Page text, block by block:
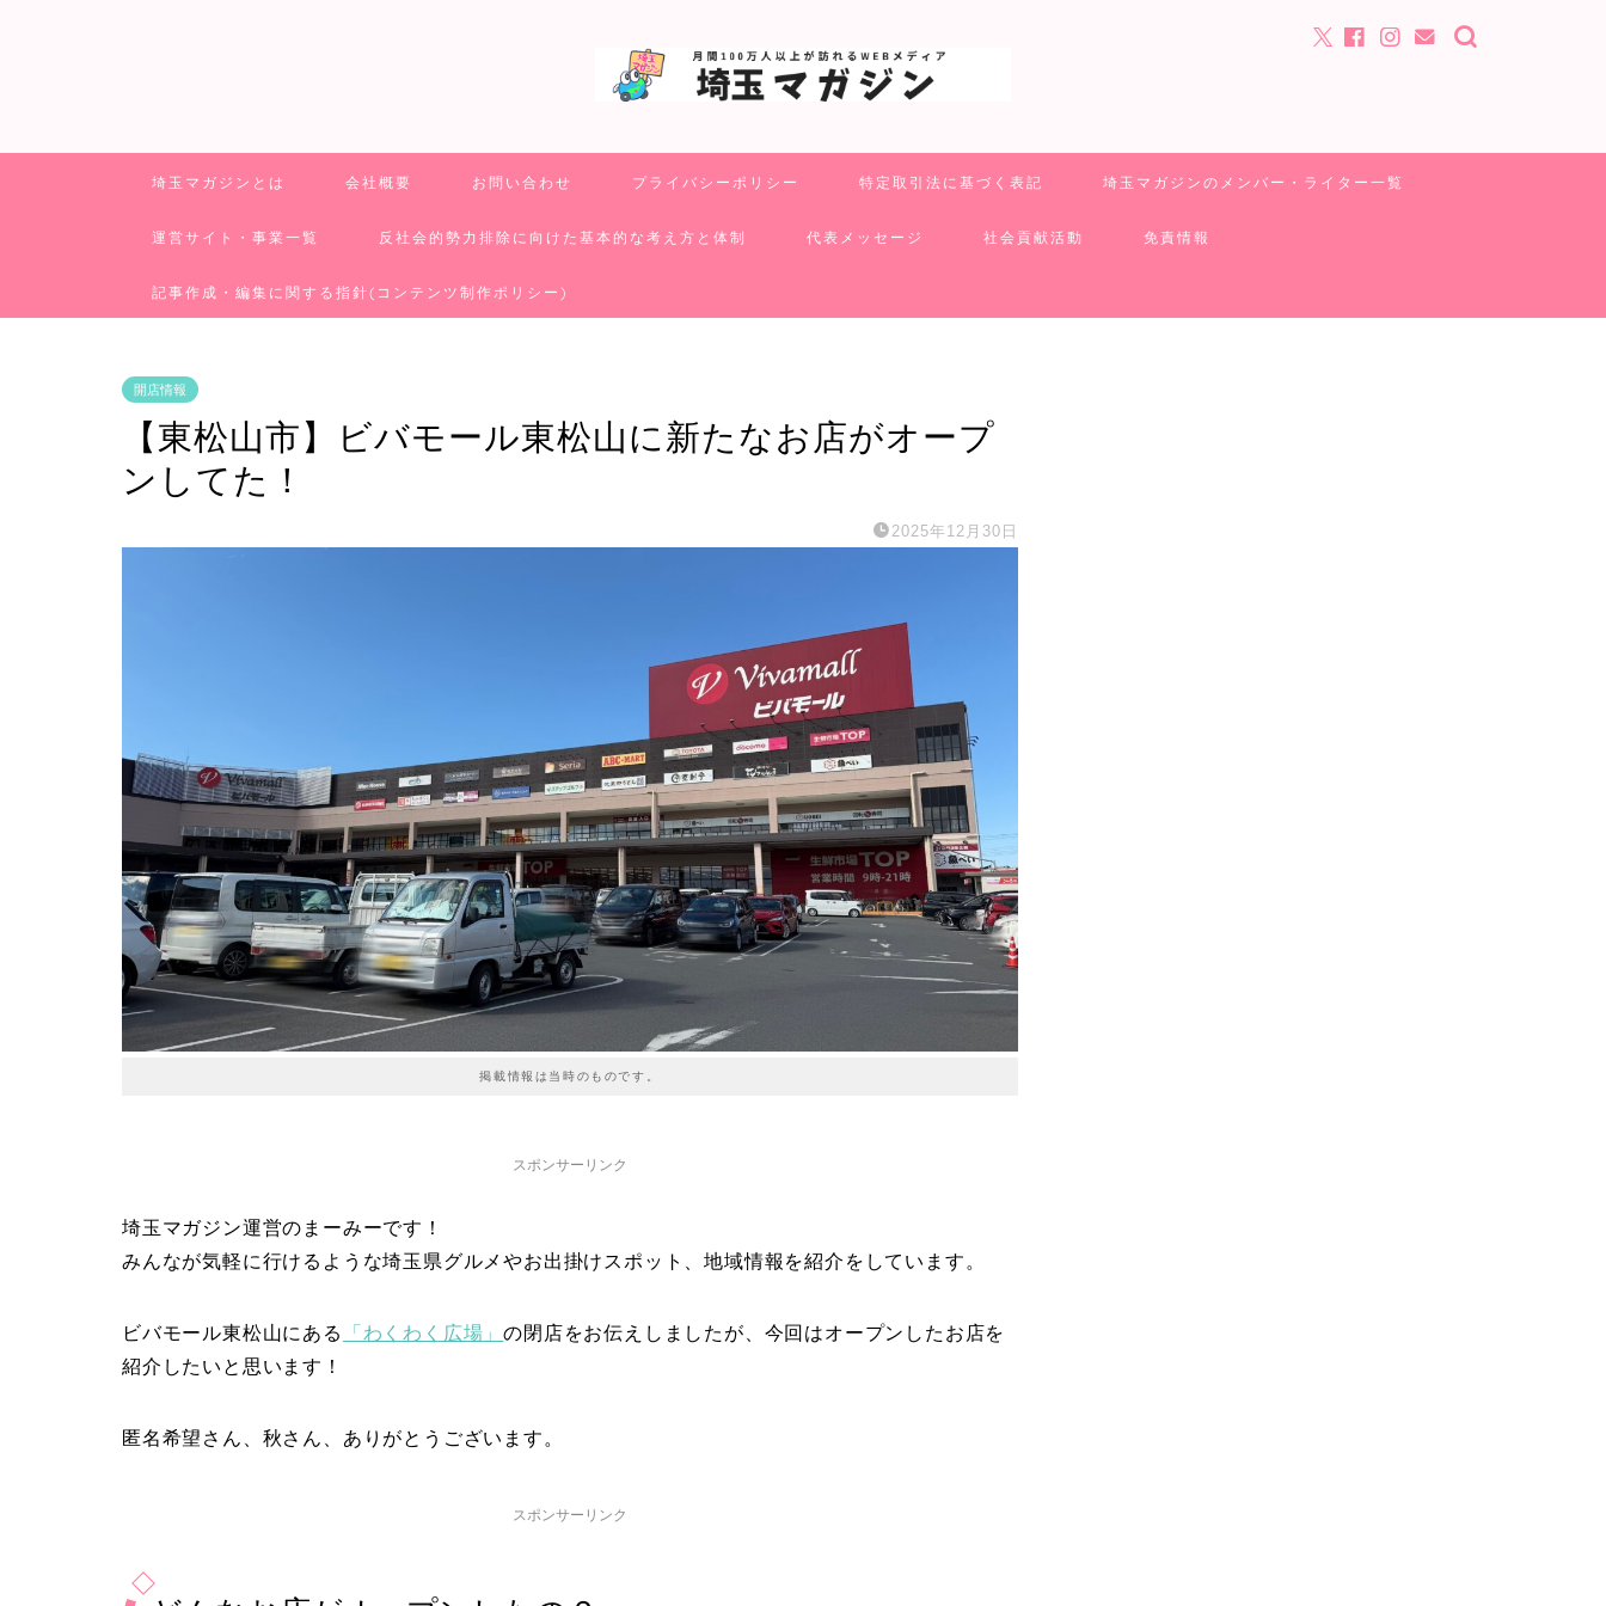
埼玉マガジンとは 会社概要 お問い合わせ プライバシーポリシー 特定取引法に基づく表記 埼玉マガジンのメンバー・ライター一覧
運営サイト・事業一覧 反社会的勢力排除に向けた基本的な考え方と体制 代表メッセージ 社会貢献活動 免責情報
記事作成・編集に関する指針(コンテンツ制作ポリシー)
開店情報
【東松山市】ビバモール東松山に新たなお店がオープ
ンしてた！
2025年12月30日
掲載情報は当時のものです。
スポンサーリンク
埼玉マガジン運営のまーみーです！
みんなが気軽に行けるような埼玉県グルメやお出掛けスポット、地域情報を紹介をしています。
ビバモール東松山にある 「わくわく広場」の閉店をお伝えしましたが、今回はオープンしたお店を
紹介したいと思います！
匿名希望さん、秋さん、ありがとうございます。
スポンサーリンク